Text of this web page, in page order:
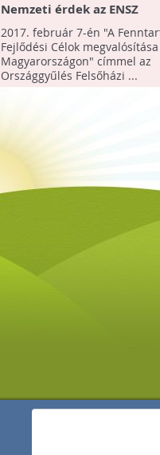
Nemzeti érdek az ENSZ
fenntartható fejlesztési
megvalósulása!
2017. február 7-én "A
Fejlődési Célok megvalósítása
Magyarországon" címmel az
Országgyűlés Felsőházi ...